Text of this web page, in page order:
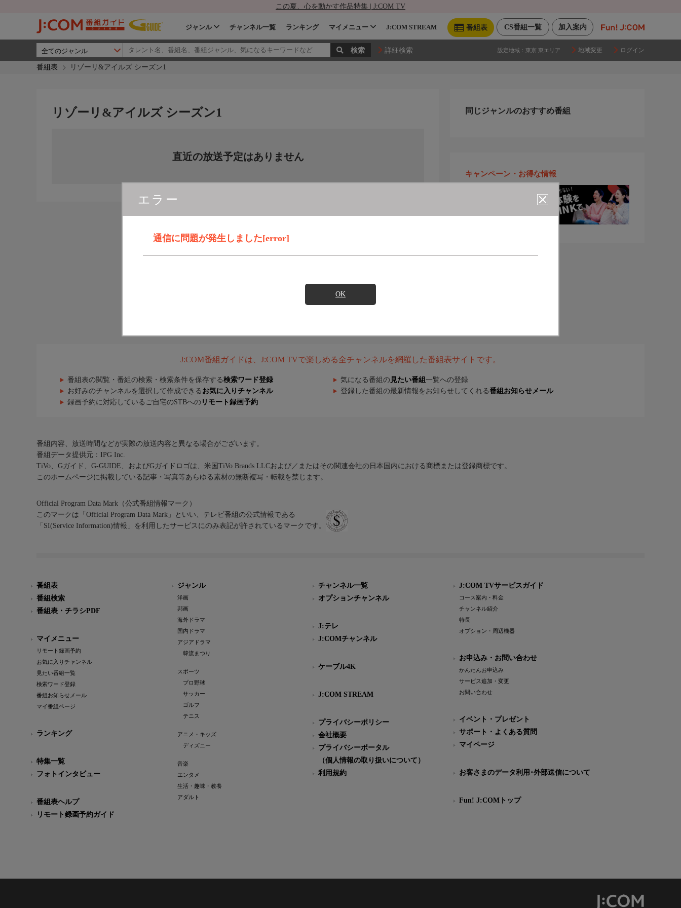
この夏、心を動かす作品特集 | J:COM TV
加入案内
CS番組一覧
番組表
ジャンル チャンネル一覧 ランキング マイメニュー J:COM STREAM
詳細検索 設定地域： 東京 東エリア 地域変更 ログイン
番組表 リゾーリ&アイルズ シーズン1
エラー
通信に問題が発生しました[error]
OK
リゾーリ&アイルズ シーズン1
直近の放送予定はありません
同じジャンルのおすすめ番組
キャンペーン・お得な情報
J:COM番組ガイドは、J:COM TVで楽しめる全チャンネルを網羅した番組表サイトです。
番組表の閲覧・番組の検索・検索条件を保存する検索ワード登録 気になる番組の 見たい番組 一覧への登録
お好みのチャンネルを選択して作成できる お気に入りチャンネル 登録した番組の最新情報をお知らせしてくれる番組お知らせメール
録画予約に対応しているご自宅のSTBへの リモート録画予約
番組内容、放送時間などが実際の放送内容と異なる場合がございます。
番組データ提供元：IPG Inc.
TiVo、Gガイド、G-GUIDE、およびGガイドロゴは、米国TiVo Brands LLCおよび／またはその関連会社の日本国内における商標または登録商標です。
このホームページに掲載している記事・写真等あらゆる素材の無断複写・転載を禁じます。
Official Program Data Mark（公式番組情報マーク）
このマークは「Official Program Data Mark」といい、テレビ番組の公式情報である
「SI(Service Information)情報」を利用したサービスにのみ表記が許されているマークです。
番組表
番組検索
番組表・チラシPDF
マイメニュー
リモート録画予約
お気に入りチャンネル
見たい番組一覧
検索ワード登録
番組お知らせメール
マイ番組ページ
ランキング
特集一覧
フォトインタビュー
番組表ヘルプ
リモート録画予約ガイド
ジャンル
洋画
邦画
海外ドラマ
国内ドラマ
アジアドラマ
韓流まつり
スポーツ
プロ野球
サッカー
ゴルフ
テニス
アニメ・キッズ
ディズニー
音楽
エンタメ
生活・趣味・教養
アダルト
チャンネル一覧
オプションチャンネル
J:テレ
J:COMチャンネル
ケーブル4K
J:COM STREAM
プライバシーポリシー
会社概要
プライバシーポータル
（個人情報の取り扱いについて）
利用規約
J:COM TVサービスガイド
コース案内・料金
チャンネル紹介
特長
オプション・周辺機器
お申込み・お問い合わせ
かんたんお申込み
サービス追加・変更
お問い合わせ
イベント・プレゼント
サポート・よくある質問
マイページ
お客さまのデータ利用･外部送信について
Fun! J:COMトップ